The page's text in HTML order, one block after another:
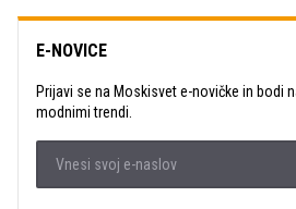
E-NOVICE
Prijavi se na Moskisvet e-novičke in bodi
modnimi trendi.